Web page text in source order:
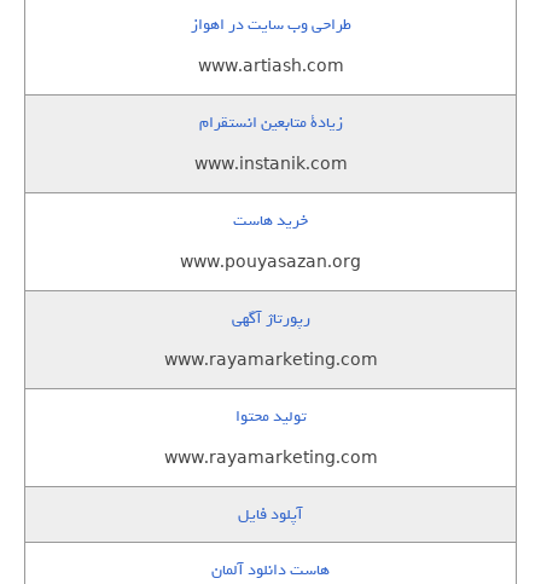
طراحی وب سایت در اهواز
www.artiash.com
زيادة متابعين انستقرام
www.instanik.com
خرید هاست
www.pouyasazan.org
رپورتاژ آگهی
www.rayamarketing.com
تولید محتوا
www.rayamarketing.com
آپلود فایل
هاست دانلود آلمان